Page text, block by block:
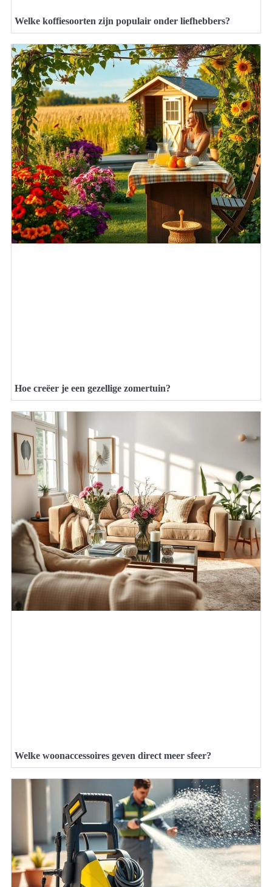
Welke koffiesoorten zijn populair onder liefhebbers?
Hoe creëer je een gezellige zomertuin?
Welke woonaccessoires geven direct meer sfeer?